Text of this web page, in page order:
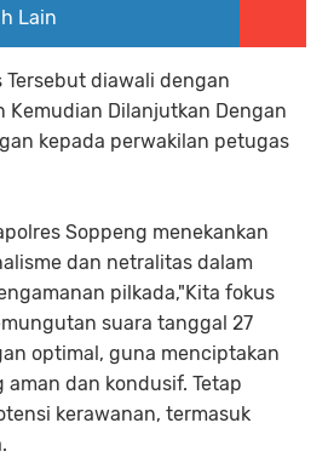
Lain
Tersebut diawali dengan
Kemudian Dilanjutkan Dengan
kepada perwakilan petugas
Soppeng menekankan
dan netralitas dalam
pilkada,"Kita fokus
suara tanggal 27
optimal, guna menciptakan
aman dan kondusif. Tetap
kerawanan, termasuk